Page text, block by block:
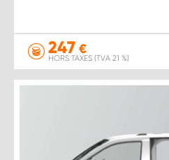
247 €
HORS TAXES (TVA 21 %)